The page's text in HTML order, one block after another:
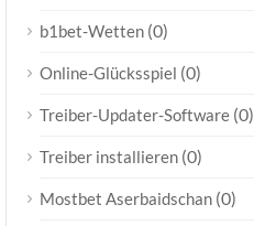
b1bet-Wetten (0)
Online-Glücksspiel (0)
Treiber-Updater-Software (0)
Treiber installieren (0)
Mostbet Aserbaidschan (0)